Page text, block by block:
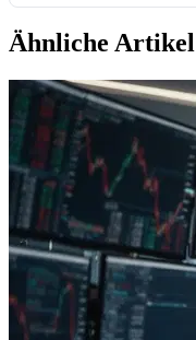
Ähnliche Artikel